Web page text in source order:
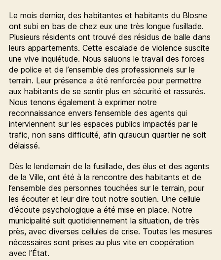
Le mois dernier, des habitantes et habitants du Blosne
ont subi en bas de chez eux une très longue fusillade.
Plusieurs résidents ont trouvé des résidus de balle dans
leurs appartements. Cette escalade de violence suscite
une vive inquiétude. Nous saluons le travail des forces
de police et de l’ensemble des professionnels sur le
terrain. Leur présence a été renforcée pour permettre
aux habitants de se sentir plus en sécurité et rassurés.
Nous tenons également à exprimer notre
reconnaissance envers l’ensemble des agents qui
interviennent sur les espaces publics impactés par le
trafic, non sans difficulté, afin qu’aucun quartier ne soit
délaissé.
Dès le lendemain de la fusillade, des élus et des agents
de la Ville, ont été à la rencontre des habitants et de
l’ensemble des personnes touchées sur le terrain, pour
les écouter et leur dire tout notre soutien. Une cellule
d’écoute psychologique a été mise en place. Notre
municipalité suit quotidiennement la situation, de très
près, avec diverses cellules de crise. Toutes les mesures
nécessaires sont prises au plus vite en coopération
avec l’État.